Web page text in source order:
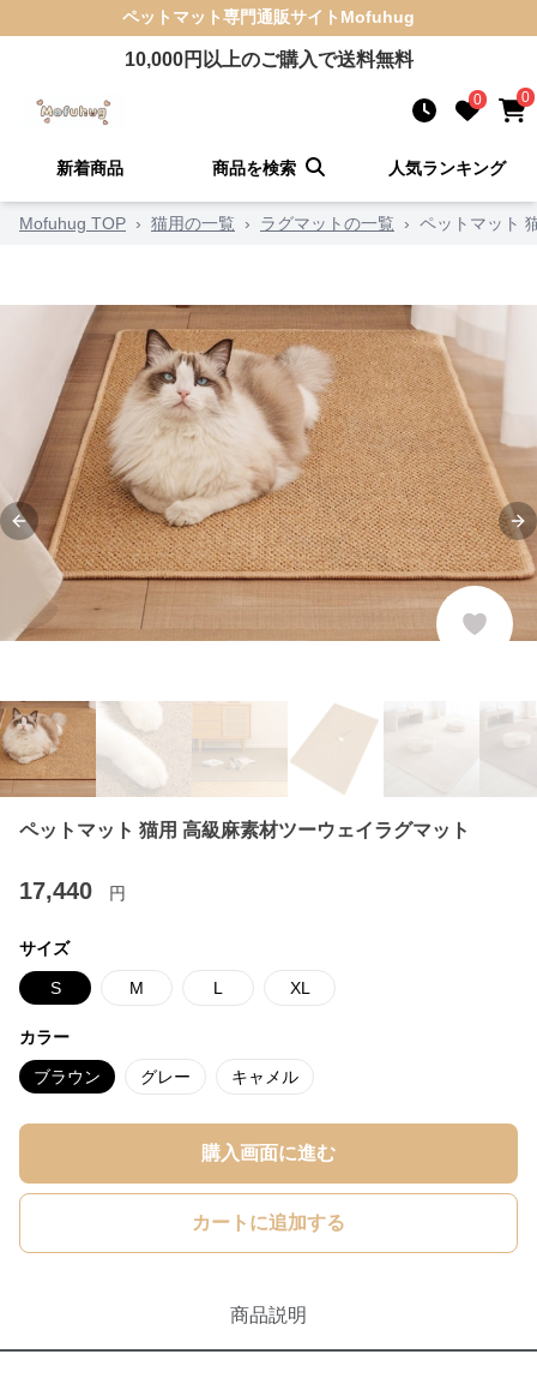
ペットマット専門通販サイト Mofuhug
10,000円以上のご購入で送料無料
0 0
新着商品 商品を検索 人気ランキング
Mofuhug TOP › 猫用の一覧 › ラグマットの一覧 › ペットマット
Previous slide
ペットマット 猫用 高級麻素材ツーウェイラグマット
17,440 円
サイズ
S M L XL
カラー
ブラウン グレー キャメル
購入画面に進む
カートに追加する
商品説明